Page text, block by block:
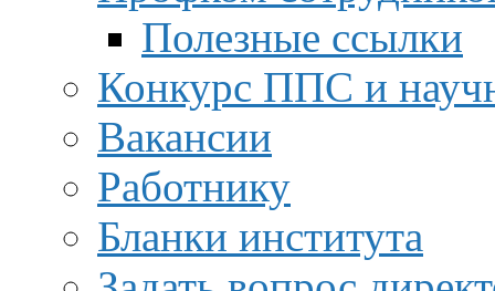
Полезные ссылки
Конкурс ППС и
Вакансии
Работнику
Бланки института